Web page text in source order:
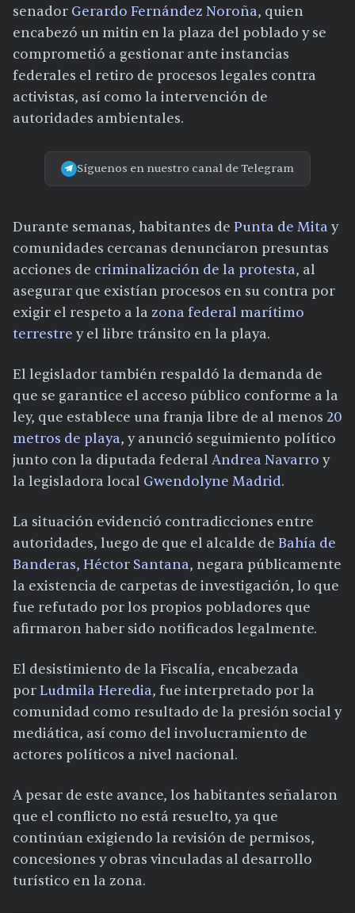
senador Gerardo Fernández Noroña, quien
encabezó un mitin en la plaza del poblado y se
comprometió a gestionar ante instancias
federales el retiro de procesos legales contra
activistas, así como la intervención de
autoridades ambientales.
Síguenos en nuestro canal de Telegram
Durante semanas, habitantes de Punta de Mita y
comunidades cercanas denunciaron presuntas
acciones de criminalización de la protesta, al
asegurar que existían procesos en su contra por
exigir el respeto a la zona federal marítimo
terrestre y el libre tránsito en la playa.
El legislador también respaldó la demanda de
que se garantice el acceso público conforme a la
ley, que establece una franja libre de al menos 20
metros de playa, y anunció seguimiento político
junto con la diputada federal Andrea Navarro y
la legisladora local Gwendolyne Madrid.
La situación evidenció contradicciones entre
autoridades, luego de que el alcalde de Bahía de
Banderas, Héctor Santana, negara públicamente
la existencia de carpetas de investigación, lo que
fue refutado por los propios pobladores que
afirmaron haber sido notificados legalmente.
El desistimiento de la Fiscalía, encabezada
porLudmila Heredia, fue interpretado por la
comunidad como resultado de la presión social y
mediática, así como del involucramiento de
actores políticos a nivel nacional.
A pesar de este avance, los habitantes señalaron
que el conflicto no está resuelto, ya que
continúan exigiendo la revisión de permisos,
concesiones y obras vinculadas al desarrollo
turístico en la zona.